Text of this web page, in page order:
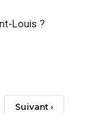
Louis ?
Page
Suivant ›